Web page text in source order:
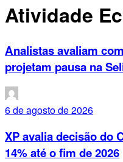
Atividade
Analistas avaliam
projetam pausa na
6 de agosto de 2026
XP avalia decisão do
14% até o fim de 2026